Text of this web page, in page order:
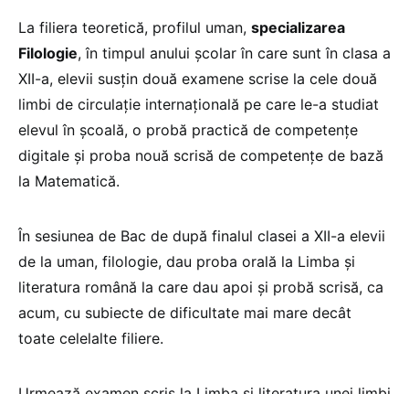
La filiera teoretică, profilul uman, specializarea
Filologie, în timpul anului școlar în care sunt în clasa a
XII-a, elevii susțin două examene scrise la cele două
limbi de circulație internațională pe care le-a studiat
elevul în școală, o probă practică de competențe
digitale și proba nouă scrisă de competențe de bază
la Matematică.
În sesiunea de Bac de după finalul clasei a XII-a elevii
de la uman, filologie, dau proba orală la Limba și
literatura română la care dau apoi și probă scrisă, ca
acum, cu subiecte de dificultate mai mare decât
toate celelalte filiere.